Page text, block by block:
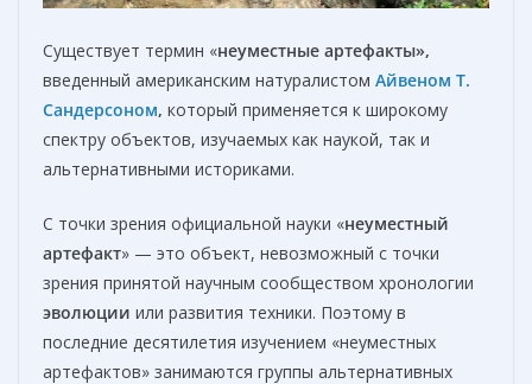
Существует термин «неуместные артефакты»,
введенный американским натуралистом Айвеном Т.
Сандерсоном, который применяется к широкому
спектру объектов, изучаемых как наукой, так и
альтернативными историками.
С точки зрения официальной науки «неуместный
артефакт» — это объект, невозможный с точки
зрения принятой научным сообществом хронологии
эволюции или развития техники. Поэтому в
последние десятилетия изучением «неуместных
артефактов» занимаются группы альтернативных